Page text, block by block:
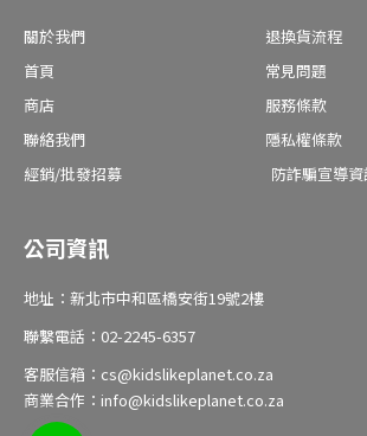
關於我們
首頁
商店
聯絡我們
經銷/批發招募
退換貨流程
常見問題
服務條款
隱私權條款
防詐騙宣導
公司資訊
地址：新北市中和區橋安街19號2樓
聯繫電話：02-2245-6357
客服信箱：cs@kidslikeplanet.co.za
商業合作：info@kidslikeplanet.co.za